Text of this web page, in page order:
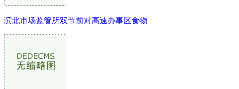
滨北市场监管所双节前对高速办事区食物